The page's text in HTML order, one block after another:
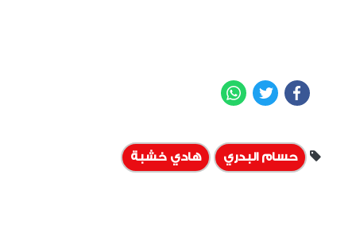
Facebook
Twitter
حسام البدري هادي خشبة